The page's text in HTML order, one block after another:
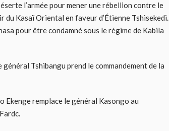
l’armée pour mener une rébellion contre le
Kasaï Oriental en faveur d’Étienne Tshisekedi.
pour être condamné sous le régime de Kabila
Tshibangu prend le commandement de la
Ekenge remplace le général Kasongo au